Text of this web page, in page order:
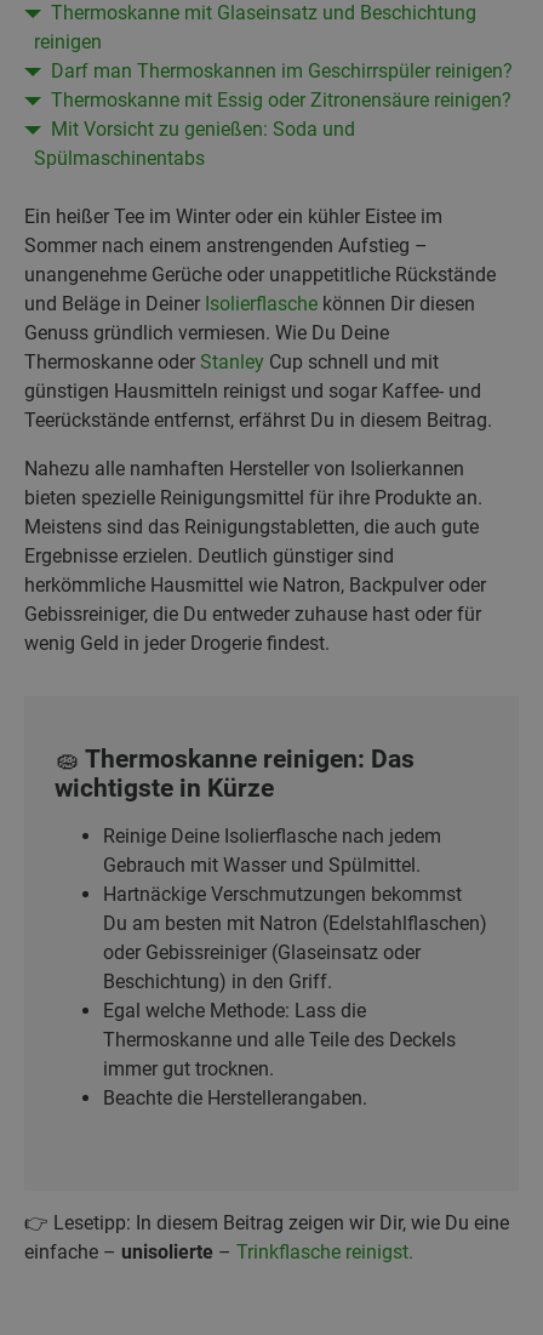
Thermoskanne mit Glaseinsatz und Beschichtung
reinigen
Darf man Thermoskannen im Geschirrspüler reinigen?
Thermoskanne mit Essig oder Zitronensäure reinigen?
Mit Vorsicht zu genießen: Soda und
Spülmaschinentabs
Ein heißer Tee im Winter oder ein kühler Eistee im
Sommer nach einem anstrengenden Aufstieg –
unangenehme Gerüche oder unappetitliche Rückstände
und Beläge in Deiner Isolierflasche können Dir diesen
Genuss gründlich vermiesen. Wie Du Deine
Thermoskanne oder Stanley Cup schnell und mit
günstigen Hausmitteln reinigst und sogar Kaffee- und
Teerückstände entfernst, erfährst Du in diesem Beitrag.
Nahezu alle namhaften Hersteller von Isolierkannen
bieten spezielle Reinigungsmittel für ihre Produkte an.
Meistens sind das Reinigungstabletten, die auch gute
Ergebnisse erzielen. Deutlich günstiger sind
herkömmliche Hausmittel wie Natron, Backpulver oder
Gebissreiniger, die Du entweder zuhause hast oder für
wenig Geld in jeder Drogerie findest.
🧽 Thermoskanne reinigen: Das
wichtigste in Kürze
Reinige Deine Isolierflasche nach jedem
Gebrauch mit Wasser und Spülmittel.
Hartnäckige Verschmutzungen bekommst
Du am besten mit Natron (Edelstahlflaschen)
oder Gebissreiniger (Glaseinsatz oder
Beschichtung) in den Griff.
Egal welche Methode: Lass die
Thermoskanne und alle Teile des Deckels
immer gut trocknen.
Beachte die Herstellerangaben.
👉 Lesetipp: In diesem Beitrag zeigen wir Dir, wie Du eine
einfache – unisolierte – Trinkflasche reinigst.